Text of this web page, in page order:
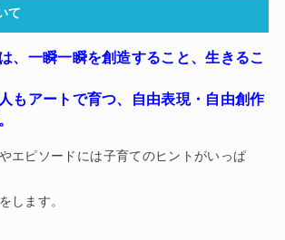
て
、一瞬一瞬を創造すること、生きるこ
もアートで育つ、
自由表現・自由創作
エピソードには子育てのヒントがいっぱ
します。